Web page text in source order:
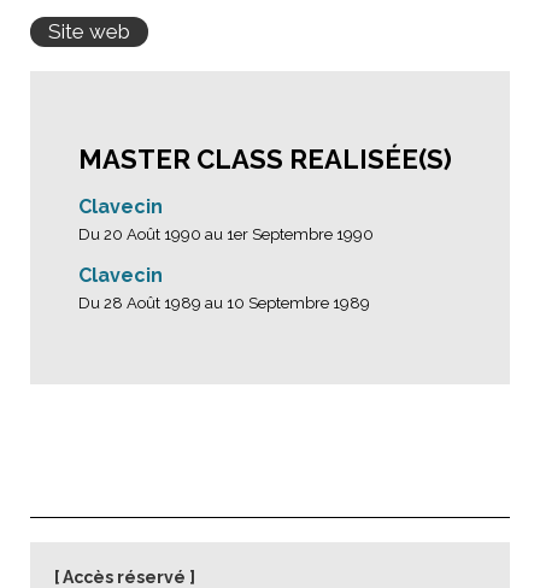
Site web
MASTER CLASS REALISÉE(S)
Clavecin
Du 20 Août 1990 au 1er Septembre 1990
Clavecin
Du 28 Août 1989 au 10 Septembre 1989
Accès réservé